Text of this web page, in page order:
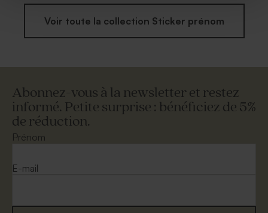
Voir toute la collection Sticker prénom
Abonnez-vous à la newsletter et restez
informé. Petite surprise : bénéficiez de 5%
de réduction.
Prénom
E-mail